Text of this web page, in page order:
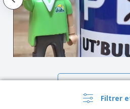
Filtrer
Vis alle